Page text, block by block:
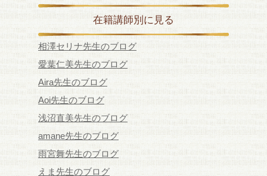
在籍講師別に見る
相澤セリナ先生のブログ
愛葉仁美先生のブログ
Aira先生のブログ
Aoi先生のブログ
浅沼直美先生のブログ
amane先生のブログ
雨宮舞先生のブログ
えま先生のブログ